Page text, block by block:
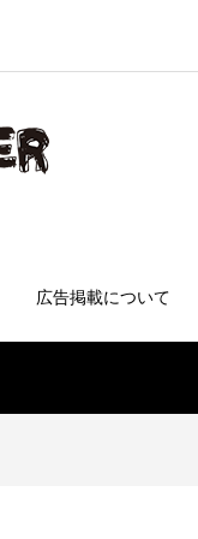
広告掲載について